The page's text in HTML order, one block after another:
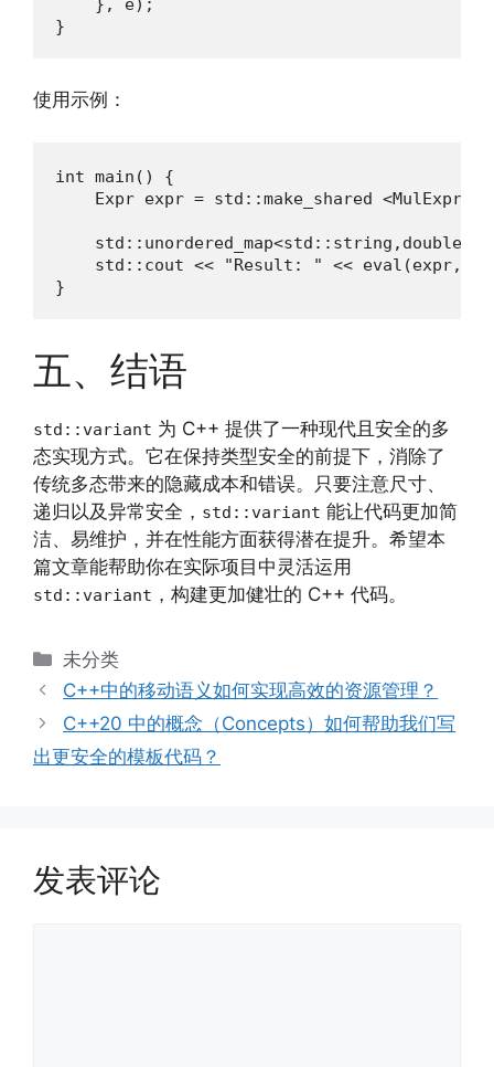
}
使用示例：
int main() {
Expr expr = std::make_shared
std::unordered_map<std::string,double>
std::cout << "Result: " << eval(expr,
}
五、结语
std::variant 为 C++ 提供了一种现代且安全的多
态实现方式。它在保持类型安全的前提下，消除了
传统多态带来的隐藏成本和错误。只要注意尺寸、
递归以及异常安全， std::variant 能让代码更加简
洁、易维护，并在性能方面获得潜在提升。希望本
篇文章能帮助你在实际项目中灵活运用
std::variant ，构建更加健壮的 C++ 代码。
分
类
未分类
C++中的移动语义如何实现高效的资源管理？
C++20 中的概念（Concepts）如何帮助我们写
出更安全的模板代码？
发表评论